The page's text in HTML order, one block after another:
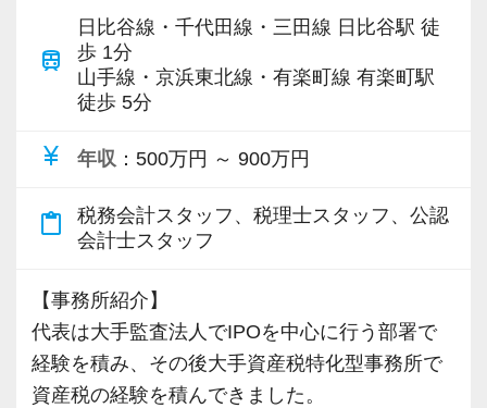
税務能力検定等の資格検定に合格するともらえ
る「合格手当」など、当社ならではの制度を設
けているので、ぜひ活用してください。
詳しくはこちら（リンク先：https://www.tokyo-
【成長のための5つのこだわりを大事にしていま
す】
ポンス・プラス思考・有言実行・他責禁止・気
配り」を掲げ、一人ひとりが実行しています。
より多くの「ありがとう」と笑顔をいただき続
けるために「情熱家であれ！」がモットーで
【こんな方を求めています】
・情熱を持って仕事ができ、途中で諦めない人
・責任感を持って仕事に取り組める人
・積極性と向上心を持ち合わせている人
・若手を引っ張っていくリーダーになれる人
【ITシステム完備で効率よく業務をこなせま
す】
代表が作業環境にも気を配っており、デュアル
モニターを全席設置。
入力もAI-OCRを使用して、業務効率化とペーパ
ーレス化を進めています。kintoneや
です！
【ノウハウをしっかり共有します！】
お客様の特徴や、その期待にお応えするための
ノウハウなどは、今のスタッフと共に事務所の
財産として深めている真っ最中！
それらを吸収し、応用することで安心感高く業
務に取り組んでもらえるはずです。
に、動物病院の業界知識なら先輩たちにいつで
も相談してください。
【未経験でも安心！】
train
日比谷線・千代田線・三田線 日比谷駅 徒
歩 1分
山手線・京浜東北線・有楽町線 有楽町駅
徒歩 5分
currency_yen 年収 ：500万円 ～ 900万円
content_paste
税務会計スタッフ、税理士スタッフ、公認
会計士スタッフ
【事務所紹介】
代表は大手監査法人でIPOを中心に行う部署で
経験を積み、その後大手資産税特化型事務所で
資産税の経験を積んできました。